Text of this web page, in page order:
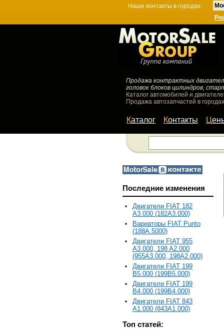
Наши контакты в городах:
Продажа контрактных
головок блоков цилиндров,
Каталог автомобилей и
Продажа автозапчастей в
Каталог Контакты
Последние изменения
Двигатели FIAT 182
A3.000 (182A3.000)
Вариаторы FIAT Punto
(188A.5000)
Двигатели FIAT 955
A3.000, 198 A2.000
(955A3.000, 198A2.000)
Двигатели FIAT 199
B5.000 (199B5.000)
Двигатели FIAT 199
B4.000 (199B4.000)
Двигатели FIAT 843
A1.000 (843A1.000)
Топ статей: